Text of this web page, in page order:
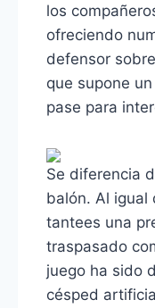
los
ofreciendo
defensor
que supone
pase para
Se diferencia
balón. Al igual
tantees una
traspasado
juego ha sido
césped